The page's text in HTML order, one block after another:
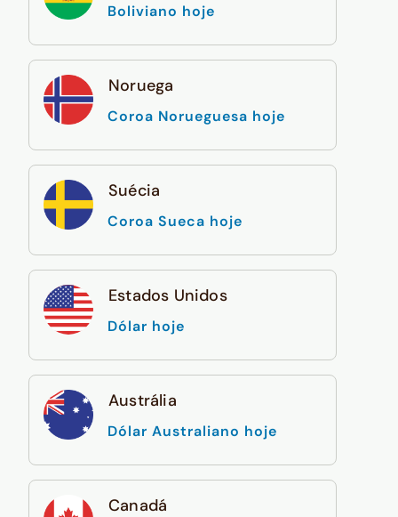
Boliviano hoje
Noruega
Coroa Norueguesa hoje
Suécia
Coroa Sueca hoje
Estados Unidos
Dólar hoje
Austrália
Dólar Australiano hoje
Canadá